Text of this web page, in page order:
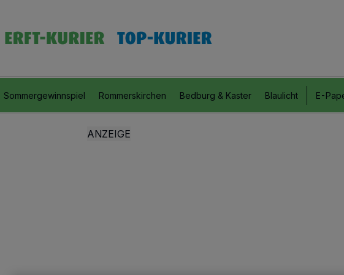
Sommergewinnspiel Rommerskirchen Bedburg & Kaster Blaulicht E-